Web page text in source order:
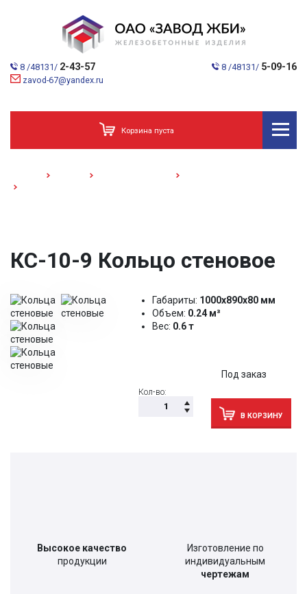
8 /48131/ 2-43-57 8 /48131/ 5-09-16
zavod-67@yandex.ru
Корзина пуста
КС-10-9 Кольцо стеновое
Габариты: 1000х890х80 мм
Объем: 0.24 м³
Вес: 0.6 т
Под заказ
Кол-во:
В КОРЗИНУ
Высокое качество
продукции
Изготовление по
индивидуальным
чертежам